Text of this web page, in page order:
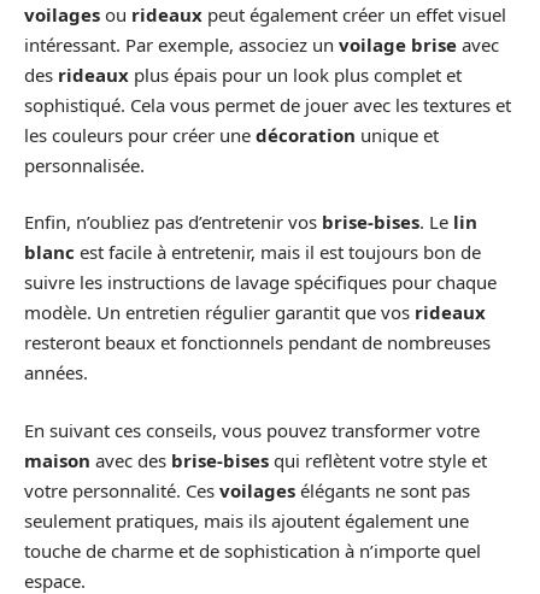
voilages ou rideaux peut également créer un effet visuel
intéressant. Par exemple, associez un voilage brise avec
des rideaux plus épais pour un look plus complet et
sophistiqué. Cela vous permet de jouer avec les textures et
les couleurs pour créer une décoration unique et
personnalisée.
Enfin, n’oubliez pas d’entretenir vos brise-bises. Le lin
blanc est facile à entretenir, mais il est toujours bon de
suivre les instructions de lavage spécifiques pour chaque
modèle. Un entretien régulier garantit que vos rideaux
resteront beaux et fonctionnels pendant de nombreuses
années.
En suivant ces conseils, vous pouvez transformer votre
maison avec des brise-bises qui reflètent votre style et
votre personnalité. Ces voilages élégants ne sont pas
seulement pratiques, mais ils ajoutent également une
touche de charme et de sophistication à n’importe quel
espace.